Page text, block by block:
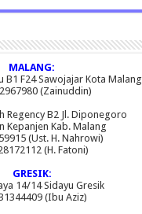
MALANG:
B1 F24 Sawojajar Kota Malang
(Zainuddin)
Regency B2 Jl. Diponegoro
Kepanjen Kab. Malang
(Ust. H. Nahrowi)
(H. Fatoni)
GRESIK:
14/14 Sidayu Gresik
(Ibu Aziz)